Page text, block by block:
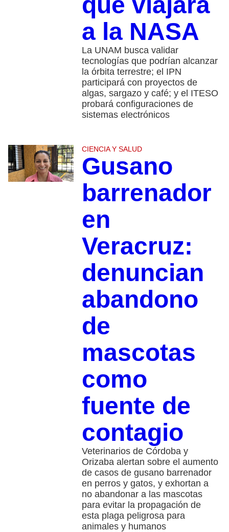
a la NASA
La UNAM busca validar
tecnologías que podrían alcanzar
la órbita terrestre; el IPN
participará con proyectos de
algas, sargazo y café; y el ITESO
probará configuraciones de
sistemas electrónicos
CIENCIA Y SALUD
Gusano
barrenador
en
Veracruz:
denuncian
abandono
de
mascotas
como
fuente de
contagio
Veterinarios de Córdoba y
Orizaba alertan sobre el aumento
de casos de gusano barrenador
en perros y gatos, y exhortan a
no abandonar a las mascotas
para evitar la propagación de
esta plaga peligrosa para
animales y humanos